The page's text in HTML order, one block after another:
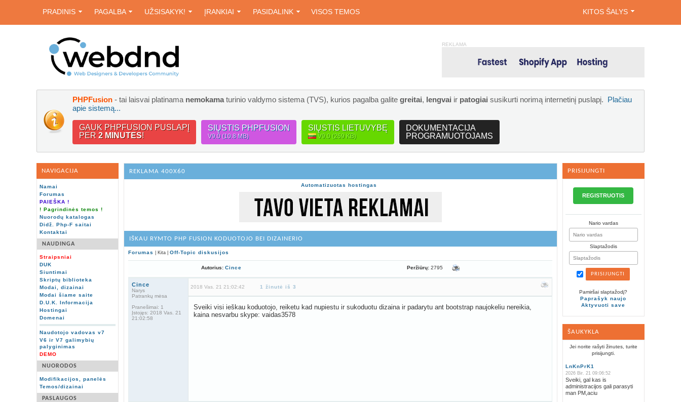
PRADINIS PAGALBA UŽSISAKYK! ĮRANKIAI PASIDALINK VISOS TEMOS KITOS ŠALYS
REKLAMA
PHPFusion - tai laisvai platinama nemokama turinio valdymo sistema (TVS), kurios pagalba galite greitai, lengvai ir patogiai susikurti norimą internetinį puslapį. Plačiau
apie sistemą...
GAUK PHPFUSION PUSLAPĮ
PER 2 MINUTES!
SIŲSTIS PHPFUSION
V9.0 (10.8 MB)
SIŲSTIS LIETUVYBĘ
V9.0 (269 KB)
DOKUMENTACIJA
PROGRAMUOTOJAMS
NAVIGACIJA
Namai
Forumas
PAIEŠKA !
! Pagrindinės temos !
Nuorodų katalogas
Didž. Php-F saitai
Kontaktai
NAUDINGA
Straipsniai
DUK
Siuntimai
Skriptų biblioteka
Modai, dizainai
Modai šiame saite
D.U.K. Informacija
Hostingai
Domenai
Naudotojo vadovas v7
V6 ir V7 galimybių
palyginimas
DEMO
NUORODOS
Modifikacijos, panelės
Temos/dizainai
PASLAUGOS
PRISIJUNGTI
REGISTRUOTIS
Nario vardas
Slaptažodis
Pamiršai slaptažodį?
Paprašyk naujo
Aktyvuoti save
ŠAUKYKLA
Jei norite rašyti žinutes, turite
prisijungti.
LnKnPrK1
2026 Bir. 21 09:06:52
Sveiki, gal kas is
administracijos gali parasyti
man PM,aciu
REKLAMA 400X60
Automatizuotas hostingas
IŠKAU RYMTO PHP FUSION KODUOTOJO BEI DIZAINERIO
Forumas | Kita |Off-Topic diskusijos
Autorius: Cince Peržiūrų: 2795
Cince
Narys
Patrankų mėsa
Pranešimai: 1
Įstojęs: 2018 Vas. 21
21:02:58
2018 Vas. 21 21:02:42 1 žinutė iš 3
Sveiki visi ieškau koduotojo, reiketu kad nupiestu ir sukoduotu dizaina ir padarytu ant bootstrap naujokeliu nereikia,
kaina nesvarbu skype: vaidas3578